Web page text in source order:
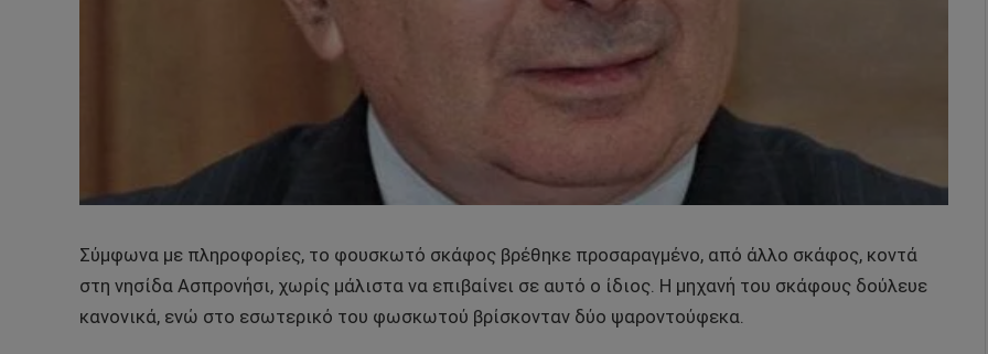
Σύμφωνα με πληροφορίες, το φουσκωτό σκάφος βρέθηκε προσαραγμένο, από άλλο σκάφος, κοντά
στη νησίδα Ασπρονήσι, χωρίς μάλιστα να επιβαίνει σε αυτό ο ίδιος. Η μηχανή του σκάφους δούλευε
κανονικά, ενώ στο εσωτερικό του φωσκωτού βρίσκονταν δύο ψαροντούφεκα.